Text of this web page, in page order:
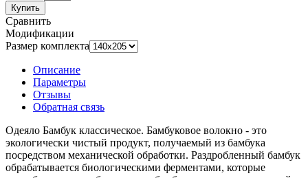
Купить
Сравнить
Модификации
Размер комплекта
Описание
Параметры
Отзывы
Обратная связь
Одеяло Бамбук классическое. Бамбуковое волокно - это
экологически чистый продукт, получаемый из бамбука
посредством механической обработки. Раздробленный бамбук
обрабатывается биологическими ферментами, которые